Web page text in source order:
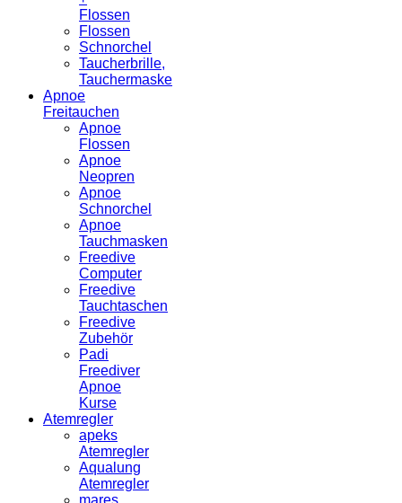
Flossen
Flossen
Schnorchel
Taucherbrille,
Tauchermaske
Apnoe
Freitauchen
Apnoe
Flossen
Apnoe
Neopren
Apnoe
Schnorchel
Apnoe
Tauchmasken
Freedive
Computer
Freedive
Tauchtaschen
Freedive
Zubehör
Padi
Freediver
Apnoe
Kurse
Atemregler
apeks
Atemregler
Aqualung
Atemregler
mares